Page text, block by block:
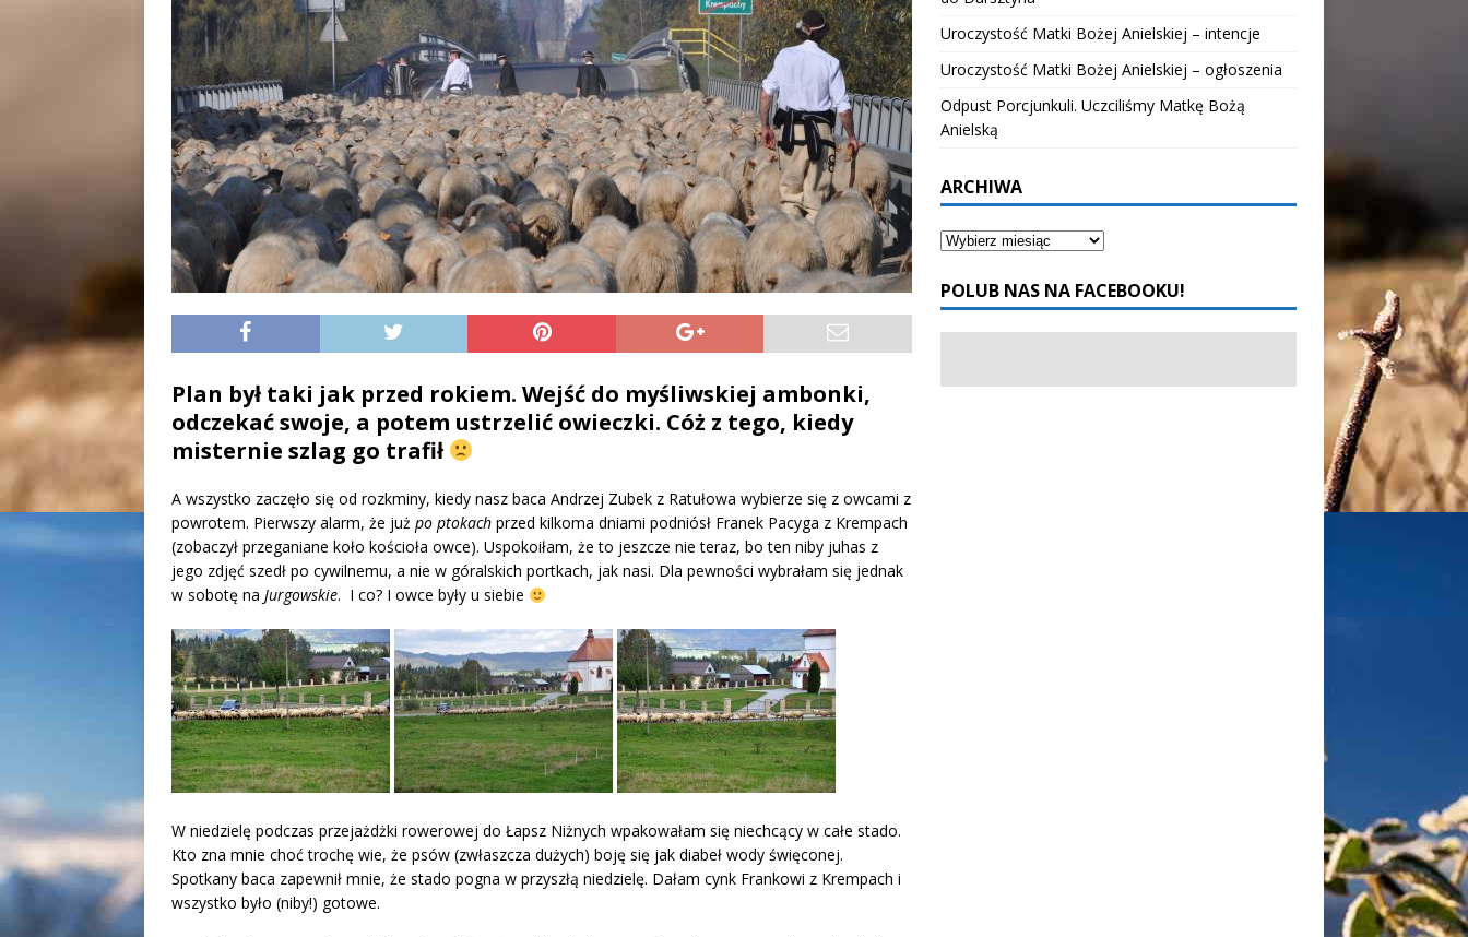
Plan był taki jak przed rokiem. Wejść do myśliwskiej ambonki,
odczekać swoje, a potem ustrzelić owieczki. Cóż z tego, kiedy
misternie szlag go trafił
A wszystko zaczęło się od rozkminy, kiedy nasz baca Andrzej Zubek z Ratułowa wybierze się z owcami z
powrotem. Pierwszy alarm, że już po ptokach przed kilkoma dniami podniósł Franek Pacyga z Krempach
(zobaczył przeganiane koło kościoła owce). Uspokoiłam, że to jeszcze nie teraz, bo ten niby juhas z
jego zdjęć szedł po cywilnemu, a nie w góralskich portkach, jak nasi. Dla pewności wybrałam się jednak
w sobotę na Jurgowskie. I co? I owce były u siebie
W niedzielę podczas przejażdżki rowerowej do Łapsz Niżnych wpakowałam się niechcący w całe stado.
Kto zna mnie choć trochę wie, że psów (zwłaszcza dużych) boję się jak diabeł wody święconej.
Spotkany baca zapewnił mnie, że stado pogna w przyszłą niedzielę. Dałam cynk Frankowi z Krempach i
wszystko było (niby!) gotowe.
Uroczystość Matki Bożej Anielskiej – intencje
Uroczystość Matki Bożej Anielskiej – ogłoszenia
Odpust Porcjunkuli. Uczciliśmy Matkę Bożą
Anielską
ARCHIWA
POLUB NAS NA FACEBOOKU!